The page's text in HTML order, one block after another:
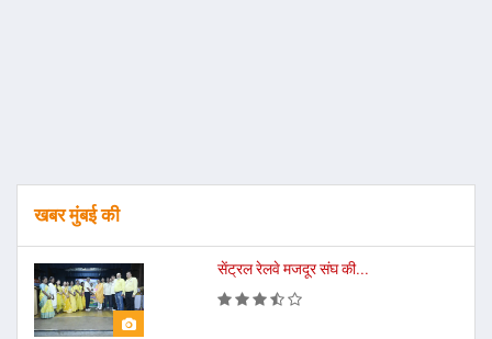
खबर मुंबई की
सेंट्रल रेलवे मजदूर संघ की...